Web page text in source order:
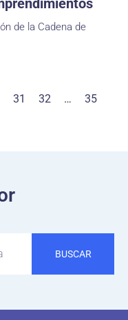
de la Cadena de
31 32 …
35
BUSCAR